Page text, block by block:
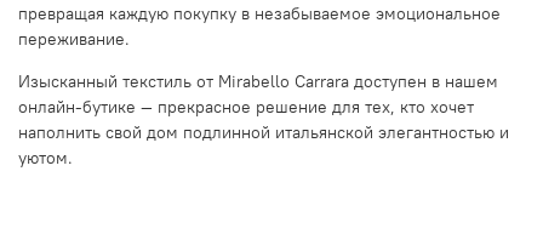
превращая каждую покупку в незабываемое эмоциональное
переживание.
Изысканный текстиль от Mirabello Carrara доступен в нашем
онлайн-бутике — прекрасное решение для тех, кто хочет
наполнить свой дом подлинной итальянской элегантностью и
уютом.